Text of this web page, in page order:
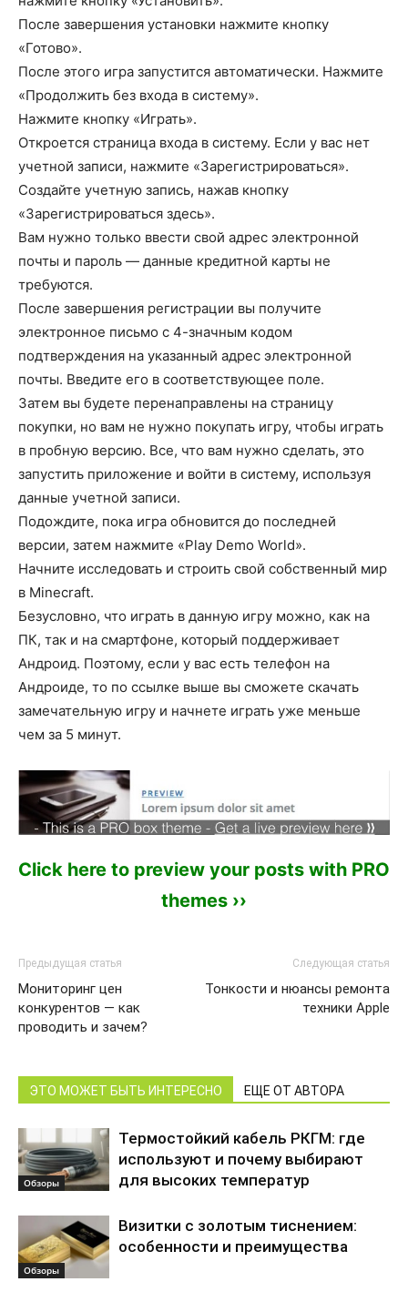
После завершения установки нажмите кнопку
«Готово».
После этого игра запустится автоматически. Нажмите
«Продолжить без входа в систему».
Нажмите кнопку «Играть».
Откроется страница входа в систему. Если у вас нет
учетной записи, нажмите «Зарегистрироваться».
Создайте учетную запись, нажав кнопку
«Зарегистрироваться здесь».
Вам нужно только ввести свой адрес электронной
почты и пароль — данные кредитной карты не
требуются.
После завершения регистрации вы получите
электронное письмо с 4-значным кодом
подтверждения на указанный адрес электронной
почты. Введите его в соответствующее поле.
Затем вы будете перенаправлены на страницу
покупки, но вам не нужно покупать игру, чтобы играть
в пробную версию. Все, что вам нужно сделать, это
запустить приложение и войти в систему, используя
данные учетной записи.
Подождите, пока игра обновится до последней
версии, затем нажмите «Play Demo World».
Начните исследовать и строить свой собственный мир
в Minecraft.
Безусловно, что играть в данную игру можно, как на
ПК, так и на смартфоне, который поддерживает
Андроид. Поэтому, если у вас есть телефон на
Андроиде, то по ссылке выше вы сможете скачать
замечательную игру и начнете играть уже меньше
чем за 5 минут.
Click here to preview your posts with PRO
themes ››
Предыдущая статья
Мониторинг цен
конкурентов — как
проводить и зачем?
Следующая статья
Тонкости и нюансы ремонта
техники Apple
ЭТО МОЖЕТ БЫТЬ ИНТЕРЕСНО ЕЩЕ ОТ АВТОРА
Обзоры
Термостойкий кабель РКГМ: где
используют и почему выбирают
для высоких температур
Обзоры
Визитки с золотым тиснением:
особенности и преимущества